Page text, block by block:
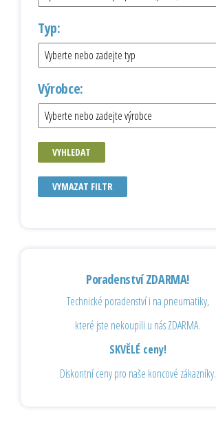
Typ:
Výrobce:
VYHLEDAT
VYMAZAT FILTR
Poradenství ZDARMA!
Technické poradenství i na pneumatiky,
které jste nekoupili u nás ZDARMA.
SKVĚLÉ ceny!
Diskontní ceny pro naše koncové zákazníky.